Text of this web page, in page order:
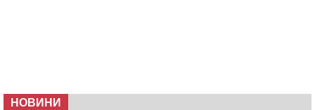
НОВИНИ